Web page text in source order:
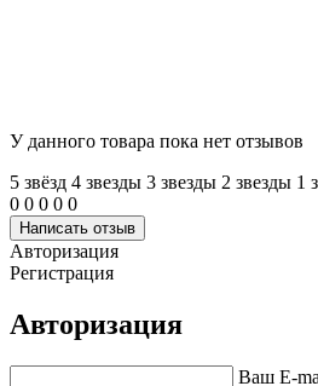
У данного товара пока нет отзывов
5 звёзд 4 звeзды 3 звeзды 2 звeзды 1
0 0 0 0 0
Написать отзыв
Авторизация
Регистрация
Авторизация
Ваш E-